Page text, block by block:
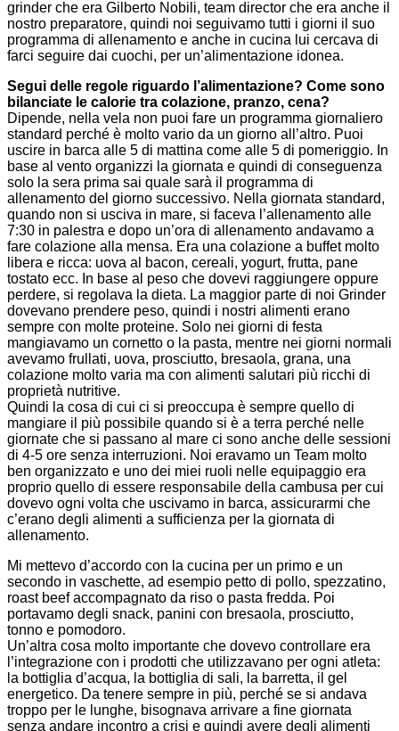
grinder che era Gilberto Nobili, team director che era anche il
nostro preparatore, quindi noi seguivamo tutti i giorni il suo
programma di allenamento e anche in cucina lui cercava di
farci seguire dai cuochi, per un’alimentazione idonea.
Segui delle regole riguardo l’alimentazione? Come sono
bilanciate le calorie tra colazione, pranzo, cena?
Dipende, nella vela non puoi fare un programma giornaliero
standard perché è molto vario da un giorno all’altro. Puoi
uscire in barca alle 5 di mattina come alle 5 di pomeriggio. In
base al vento organizzi la giornata e quindi di conseguenza
solo la sera prima sai quale sarà il programma di
allenamento del giorno successivo. Nella giornata standard,
quando non si usciva in mare, si faceva l’allenamento alle
7:30 in palestra e dopo un’ora di allenamento andavamo a
fare colazione alla mensa. Era una colazione a buffet molto
libera e ricca: uova al bacon, cereali, yogurt, frutta, pane
tostato ecc. In base al peso che dovevi raggiungere oppure
perdere, si regolava la dieta. La maggior parte di noi Grinder
dovevano prendere peso, quindi i nostri alimenti erano
sempre con molte proteine. Solo nei giorni di festa
mangiavamo un cornetto o la pasta, mentre nei giorni normali
avevamo frullati, uova, prosciutto, bresaola, grana, una
colazione molto varia ma con alimenti salutari più ricchi di
proprietà nutritive.
Quindi la cosa di cui ci si preoccupa è sempre quello di
mangiare il più possibile quando si è a terra perché nelle
giornate che si passano al mare ci sono anche delle sessioni
di 4-5 ore senza interruzioni. Noi eravamo un Team molto
ben organizzato e uno dei miei ruoli nelle equipaggio era
proprio quello di essere responsabile della cambusa per cui
dovevo ogni volta che uscivamo in barca, assicurarmi che
c’erano degli alimenti a sufficienza per la giornata di
allenamento.
Mi mettevo d’accordo con la cucina per un primo e un
secondo in vaschette, ad esempio petto di pollo, spezzatino,
roast beef accompagnato da riso o pasta fredda. Poi
portavamo degli snack, panini con bresaola, prosciutto,
tonno e pomodoro.
Un’altra cosa molto importante che dovevo controllare era
l’integrazione con i prodotti che utilizzavano per ogni atleta:
la bottiglia d’acqua, la bottiglia di sali, la barretta, il gel
energetico. Da tenere sempre in più, perché se si andava
troppo per le lunghe, bisognava arrivare a fine giornata
senza andare incontro a crisi e quindi avere degli alimenti